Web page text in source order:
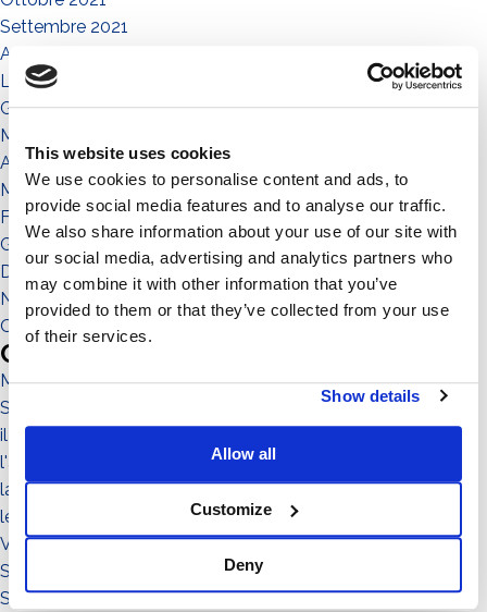
This website uses cookies
We use cookies to personalise content and ads, to
provide social media features and to analyse our traffic.
We also share information about your use of our site with
our social media, advertising and analytics partners who
may combine it with other information that you’ve
provided to them or that they’ve collected from your use
of their services.
Show details
Allow all
Customize
Deny
Settembre 2021
Agosto 2021
Luglio 2021
Giugno 2021
Maggio 2021
Aprile 2021
Marzo 2021
Febbraio 2021
Gennaio 2021
Dicembre 2020
Novembre 2020
Ottobre 2020
Categories
Magazine
Sistema No-Flex
il territorio
l'ambiente
la collettività
le persone
Video illustrativi
Sistema Standard
Sistema Connect